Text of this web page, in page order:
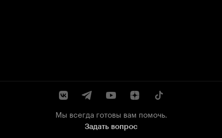
Мы всегда готовы вам помочь.
Задать вопрос